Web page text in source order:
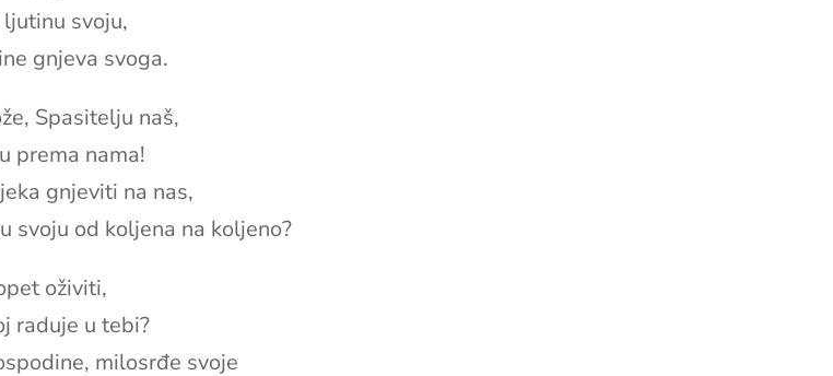
svoju,
gnjeva svoga.
Spasitelju naš,
prema nama!
gnjeviti na nas,
svoju od koljena na koljeno?
oživiti,
raduje u tebi?
milosrđe svoje